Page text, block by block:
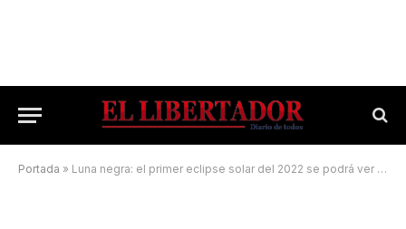
Portada » Luna negra: el primer eclipse solar del 2022 se podrá ver mañana en la Argentina